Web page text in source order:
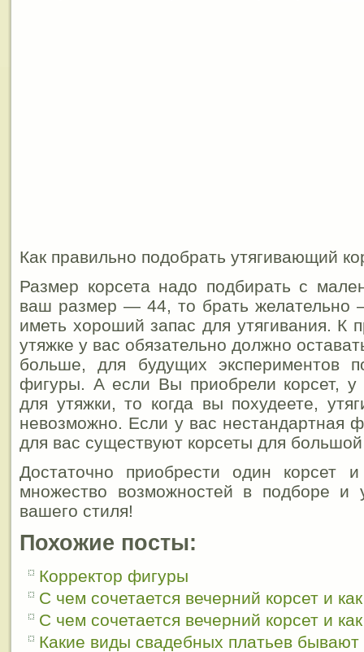
Как правильно подобрать утягивающий
Размер корсета надо подбирать с
ваш размер — 44, то брать желательно
иметь хороший запас для утягивания. К
утяжке у вас обязательно должно
больше, для будущих экспериментов
фигуры. А если Вы приобрели корсет, у
для утяжки, то когда вы похудеете,
невозможно. Если у вас нестандартная
для вас существуют корсеты для
Достаточно приобрести один корсет
множество возможностей в подборе и
вашего стиля!
Похожие посты:
Корректор фигуры
С чем сочетается вечерний корсет и
С чем сочетается вечерний корсет и
Какие виды свадебных платьев бывают